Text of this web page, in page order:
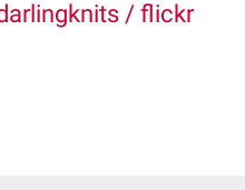
/ flickr